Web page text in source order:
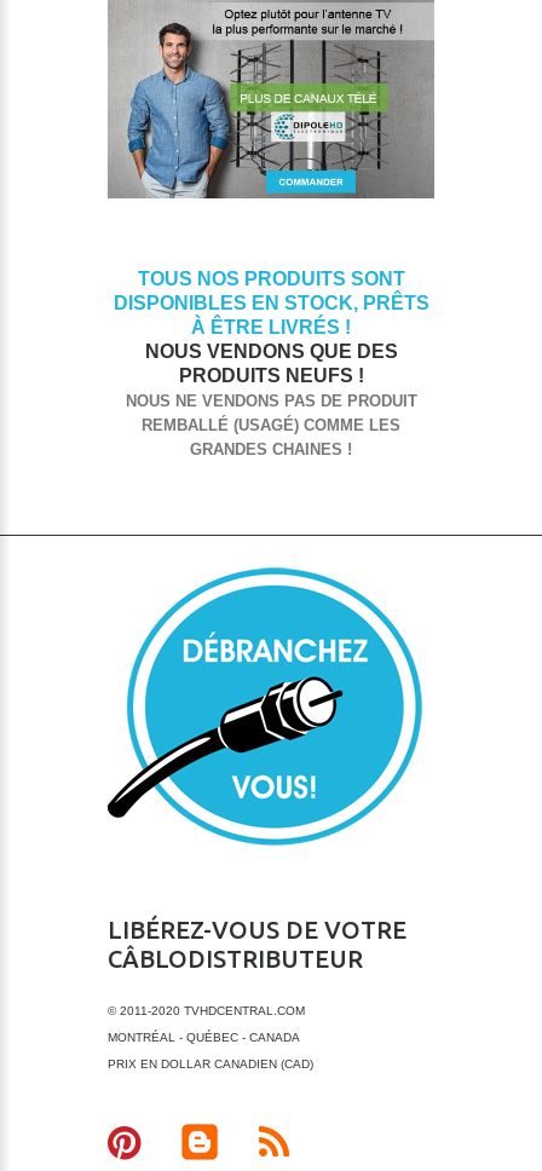
TOUS NOS PRODUITS SONT
DISPONIBLES EN STOCK, PRÊTS
À ÊTRE LIVRÉS !
NOUS VENDONS QUE DES
PRODUITS NEUFS !
NOUS NE VENDONS PAS DE PRODUIT
REMBALLÉ (USAGÉ) COMME LES
GRANDES CHAINES !
LIBÉREZ-VOUS DE VOTRE
CÂBLODISTRIBUTEUR
© 2011-2020 TVHDCENTRAL.COM
MONTRÉAL - QUÉBEC - CANADA
PRIX EN DOLLAR CANADIEN (CAD)